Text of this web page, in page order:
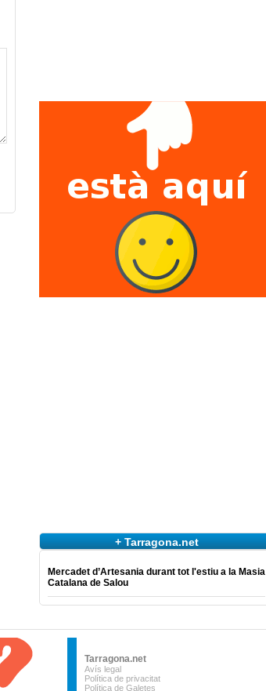
+ Tarragona.net
Mercadet d’Artesania durant tot l'estiu a la Masia
Catalana de Salou
Tarragona.net
Avís legal
Política de privacitat
Política de Galetes